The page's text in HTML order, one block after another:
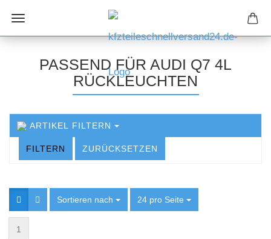
PASSEND FÜR AUDI Q7 4L
RÜCKLEUCHTEN
ARTIKEL FILTERN
FILTERN ZURÜCKSETZEN
Sortieren nach
Sortieren nach 24 pro Seite
pro Seite
1